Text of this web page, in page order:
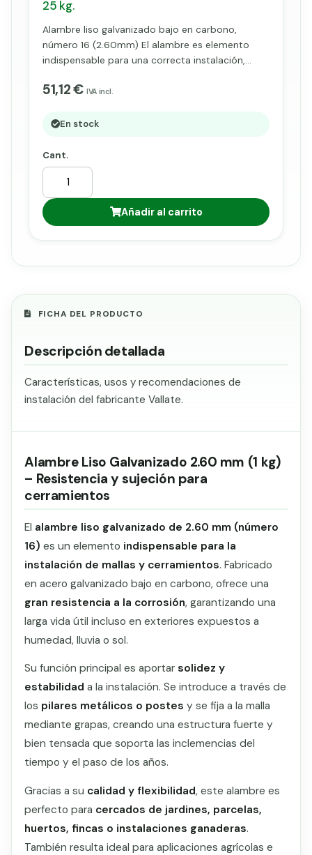
25 kg.
Alambre liso galvanizado bajo en carbono,
número 16 (2.60mm) El alambre es elemento
indispensable para una correcta instalación,
metálicos o postes, para posteriormente ser
solidez y consistencia a nuestras instalaciones.
51,12 € IVA incl.
En stock
Cant.
Añadir al carrito
FICHA DEL PRODUCTO
Descripción detallada
Características, usos y recomendaciones de
instalación del fabricante Vallate.
Alambre Liso Galvanizado 2.60 mm (1 kg)
– Resistencia y sujeción para
cerramientos
El alambre liso galvanizado de 2.60 mm (número
16) es un elemento indispensable para la
instalación de mallas y cerramientos. Fabricado
en acero galvanizado bajo en carbono, ofrece una
gran resistencia a la corrosión, garantizando una
larga vida útil incluso en exteriores expuestos a
humedad, lluvia o sol.
Su función principal es aportarsolidez y
estabilidad a la instalación. Se introduce a través de
los pilares metálicos o postes y se fija a la malla
mediante grapas, creando una estructura fuerte y
bien tensada que soporta las inclemencias del
tiempo y el paso de los años.
Gracias a su calidad y flexibilidad, este alambre es
perfecto para cercados de jardines, parcelas,
huertos, fincas o instalaciones ganaderas.
También resulta ideal para aplicaciones agrícolas e